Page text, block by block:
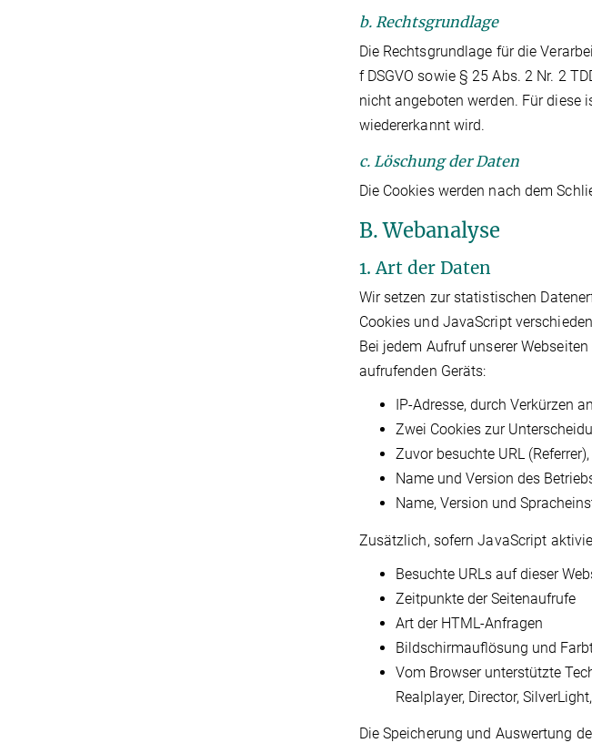
b. Rechtsgrundlage
Die Rechtsgrundlage für die
f DSGVO sowie § 25 Abs. 2 Nr. 2
nicht angeboten werden. Für diese
wiedererkannt wird.
c. Löschung der Daten
Die Cookies werden nach dem
B. Webanalyse
1. Art der Daten
Wir setzen zur statistischen
Cookies und JavaScript
Bei jedem Aufruf unserer
aufrufenden Geräts:
IP-Adresse, durch Verkürzen
Zwei Cookies zur
Zuvor besuchte URL
Name und Version des
Name, Version und
Zusätzlich, sofern JavaScript
Besuchte URLs auf dieser
Zeitpunkte der Seitenaufrufe
Art der HTML-Anfragen
Bildschirmauflösung und
Vom Browser unterstützte
Realplayer, Director,
Die Speicherung und Auswertung